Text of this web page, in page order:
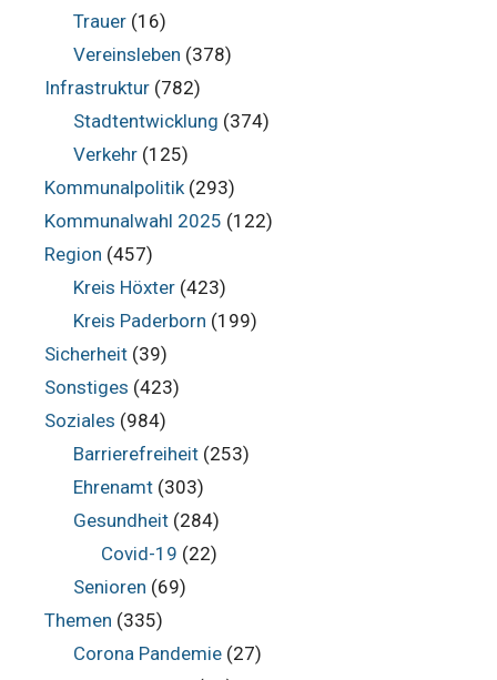
Trauer(16)
Vereinsleben (378)
Infrastruktur (782)
Stadtentwicklung (374)
Verkehr(125)
Kommunalpolitik(293)
Kommunalwahl 2025 (122)
Region (457)
Kreis Höxter(423)
Kreis Paderborn (199)
Sicherheit (39)
Sonstiges (423)
Soziales (984)
Barrierefreiheit(253)
Ehrenamt(303)
Gesundheit(284)
Covid-19 (22)
Senioren (69)
Themen (335)
Corona Pandemie(27)